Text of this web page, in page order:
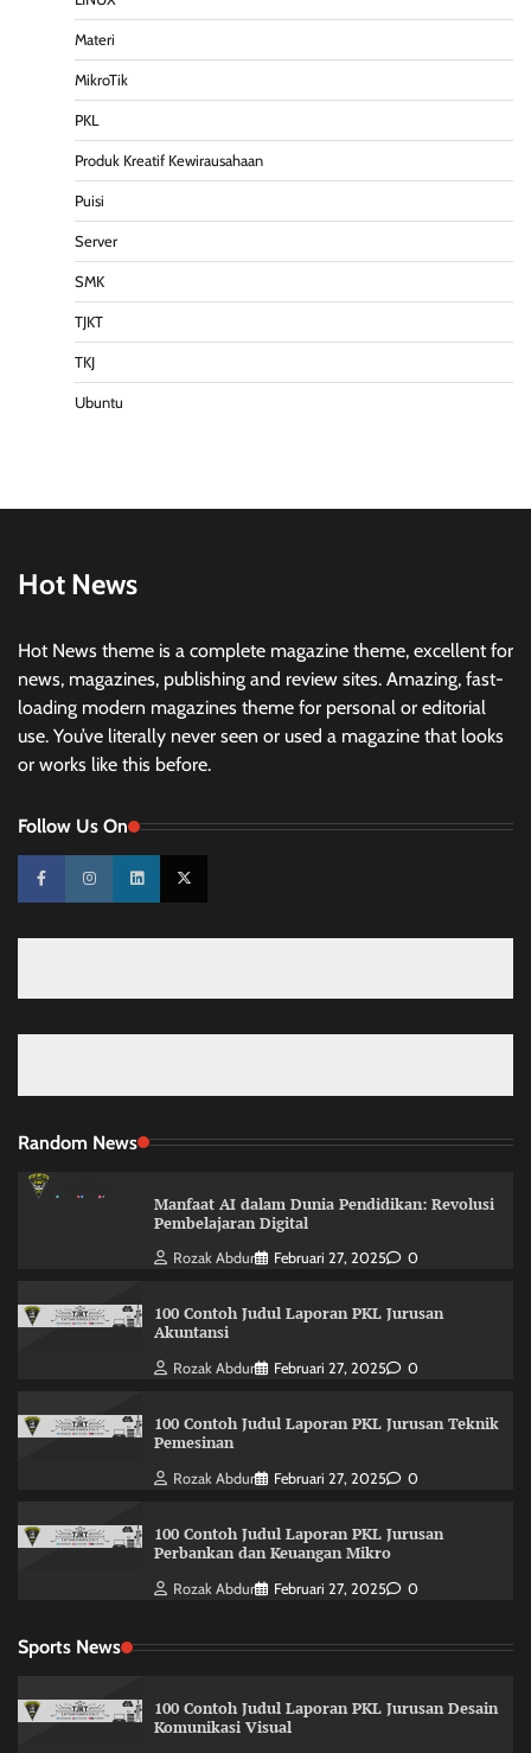
Materi
MikroTik
PKL
Produk Kreatif Kewirausahaan
Puisi
Server
SMK
TJKT
TKJ
Ubuntu
Hot News
Hot News theme is a complete magazine theme, excellent for
news, magazines, publishing and review sites. Amazing, fast-
loading modern magazines theme for personal or editorial
use. You’ve literally never seen or used a magazine that looks
or works like this before.
Follow Us On
Random News
Manfaat AI dalam Dunia Pendidikan: Revolusi
Pembelajaran Digital
Rozak Abdur Februari 27, 2025 0
100 Contoh Judul Laporan PKL Jurusan
Akuntansi
Rozak Abdur Februari 27, 2025 0
100 Contoh Judul Laporan PKL Jurusan Teknik
Pemesinan
Rozak Abdur Februari 27, 2025 0
100 Contoh Judul Laporan PKL Jurusan
Perbankan dan Keuangan Mikro
Rozak Abdur Februari 27, 2025 0
Sports News
100 Contoh Judul Laporan PKL Jurusan Desain
Komunikasi Visual